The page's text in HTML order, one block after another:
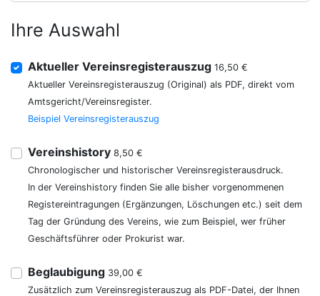
Ihre Auswahl
Aktueller Vereinsregisterauszug 16,50 €
Aktueller Vereinsregisterauszug (Original) als PDF, direkt vom
Amtsgericht/Vereinsregister.
Beispiel Vereinsregisterauszug
Vereinshistory 8,50 €
Chronologischer und historischer Vereinsregisterausdruck.
In der Vereinshistory finden Sie alle bisher vorgenommenen
Registereintragungen (Ergänzungen, Löschungen etc.) seit dem
Tag der Gründung des Vereins, wie zum Beispiel, wer früher
Geschäftsführer oder Prokurist war.
Beglaubigung 39,00 €
Zusätzlich zum Vereinsregisterauszug als PDF-Datei, der Ihnen